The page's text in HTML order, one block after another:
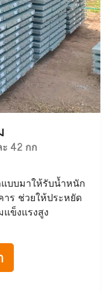
42 กก
บบมาให้รับน้ำหนัก
าร ช่วยให้ประหยัด
ข็งแรงสูง